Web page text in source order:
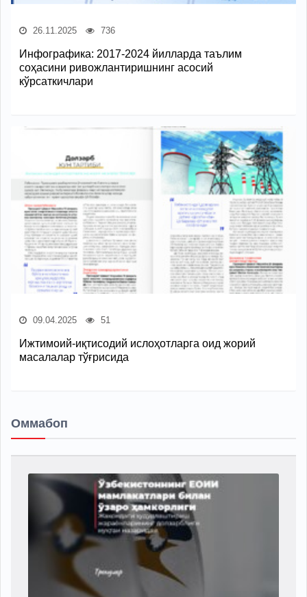
26.11.2025 736
Инфографика: 2017-2024 йилларда таълим
соҳасини ривожлантиришнинг асосий
кўрсаткичлари
09.04.2025 51
Ижтимоий-иқтисодий ислоҳотларга оид жорий
масалалар тўғрисида
Оммабоп